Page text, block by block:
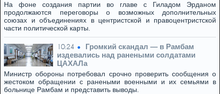
На фоне создания партии во главе с Гиладом Эрданом
продолжаются переговоры о возможных дополнительных
союзах и объединениях в центристской и правоцентристской
части политической карты.
10:24
Громкий скандал — в Рамбам
издевались над ранеными солдатами
ЦАХАЛа
Министр обороны потребовал срочно проверить сообщения о
жестоком обращении с ранеными военными и их семьями в
больнице Рамбам и представить выводы.